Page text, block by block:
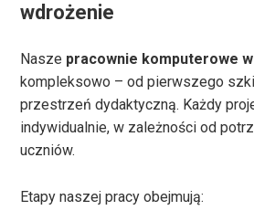
wdrożenie
Nasze pracownie komputerowe
kompleksowo – od pierwszego
przestrzeń dydaktyczną. Każdy
indywidualnie, w zależności od
uczniów.
Etapy naszej pracy obejmują: